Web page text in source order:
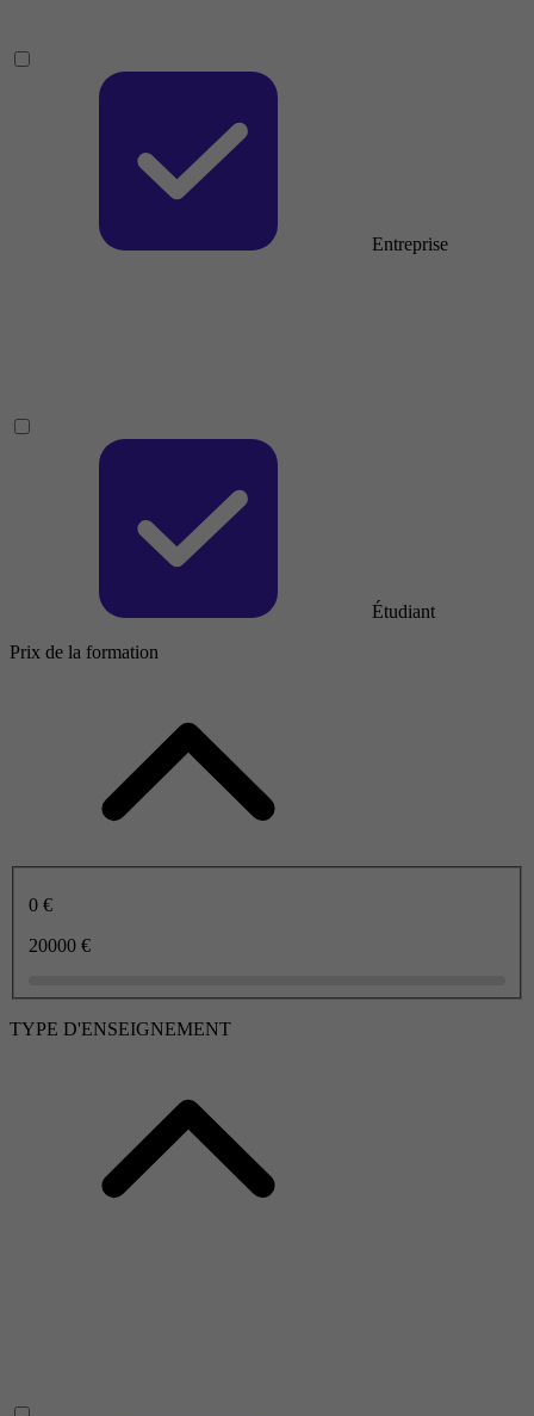
Entreprise
Étudiant
Prix de la formation
0 €
20000 €
TYPE D'ENSEIGNEMENT